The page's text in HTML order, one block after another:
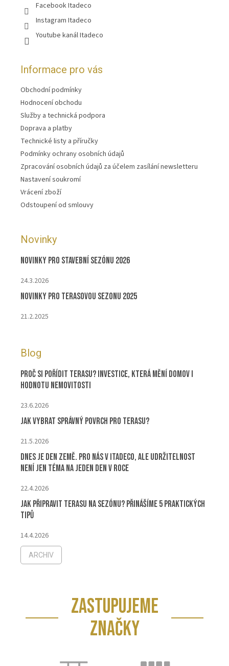
Facebook Itadeco
Instagram Itadeco
Youtube kanál Itadeco
Informace pro vás
Obchodní podmínky
Hodnocení obchodu
Služby a technická podpora
Doprava a platby
Technické listy a příručky
Podmínky ochrany osobních údajů
Zpracování osobních údajů za účelem zasílání newsletteru
Nastavení soukromí
Vrácení zboží
Odstoupení od smlouvy
Novinky
Novinky pro stavební sezónu 2026
24.3.2026
Novinky pro terasovou sezonu 2025
21.2.2025
Blog
Proč si pořídit terasu? Investice, která mění domov i
hodnotu nemovitosti
23.6.2026
Jak vybrat správný povrch pro terasu?
21.5.2026
Dnes je Den Země. Pro nás v ITADECO, ale udržitelnost
není jen téma na jeden den v roce
22.4.2026
Jak připravit terasu na sezónu? Přinášíme 5 praktických
tipů
14.4.2026
ARCHIV
ZASTUPUJEME
ZNAČKY